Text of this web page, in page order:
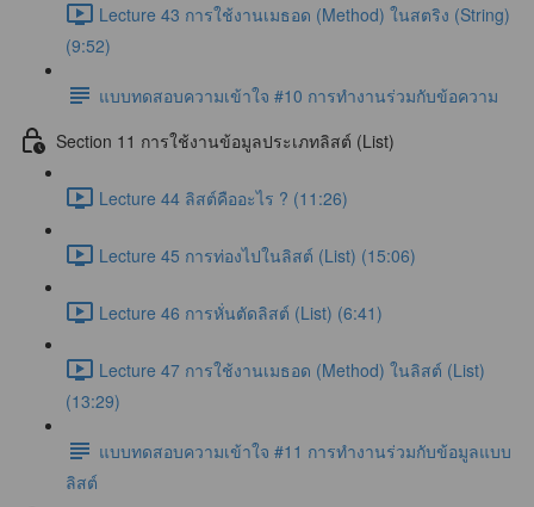
Lecture 43 การใช้งานเมธอด (Method) ในสตริง (String)
(9:52)
แบบทดสอบความเข้าใจ #10 การทำงานร่วมกับข้อความ
Section 11 การใช้งานข้อมูลประเภทลิสต์ (List)
Lecture 44 ลิสต์คืออะไร ? (11:26)
Lecture 45 การท่องไปในลิสต์ (List) (15:06)
Lecture 46 การหั่นตัดลิสต์ (List) (6:41)
Lecture 47 การใช้งานเมธอด (Method) ในลิสต์ (List)
(13:29)
แบบทดสอบความเข้าใจ #11 การทำงานร่วมกับข้อมูลแบบ
ลิสต์